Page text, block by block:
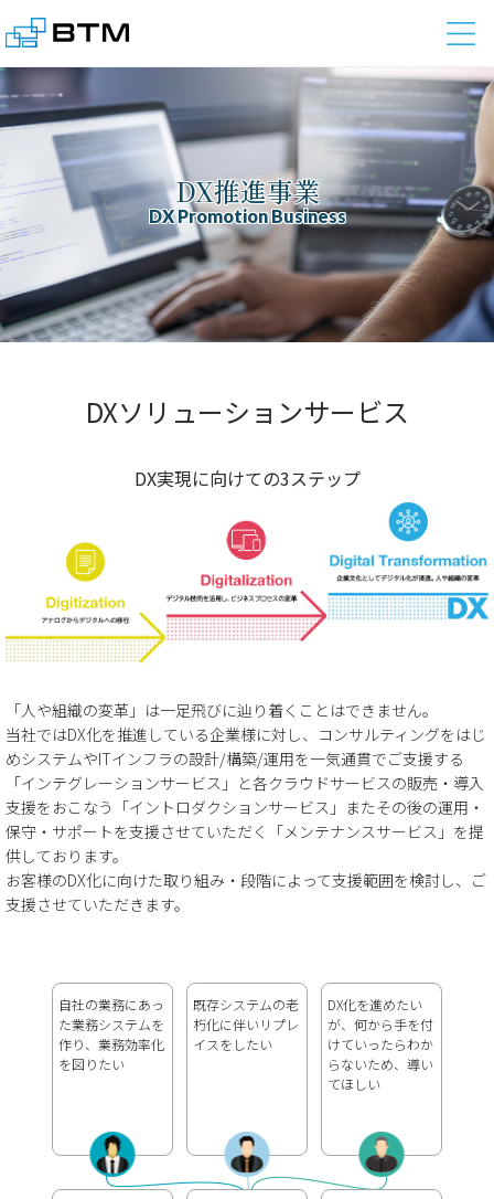
DX推進事業
DX Promotion Business
DXソリューションサービス
DX実現に向けての3ステップ
「人や組織の変革」は一足飛びに辿り着くことはできません。
当社ではDX化を推進している企業様に対し、コンサルティングをはじ
めシステムやITインフラの設計/構築/運用を一気通貫でご支援する
「インテグレーションサービス」と各クラウドサービスの販売・導入
支援をおこなう「イントロダクションサービス」またその後の運用・
保守・サポートを支援させていただく「メンテナンスサービス」を提
供しております。
お客様のDX化に向けた取り組み・段階によって支援範囲を検討し、ご
支援させていただきます。
自社の業務にあっ
た業務システムを
作り、業務効率化
を図りたい
既存システムの老
朽化に伴いリプレ
イスをしたい
DX化を進めたい
が、何から手を付
けていったらわか
らないため、導い
てほしい